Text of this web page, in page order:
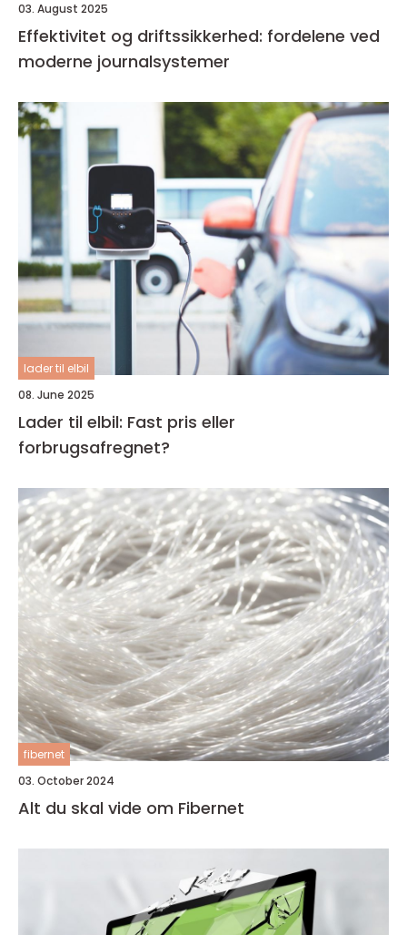
03. August 2025
Effektivitet og driftssikkerhed: fordelene ved
moderne journalsystemer
lader til elbil
08. June 2025
Lader til elbil: Fast pris eller
forbrugsafregnet?
fibernet
03. October 2024
Alt du skal vide om Fibernet